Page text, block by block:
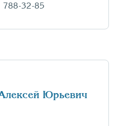
788-32-85
Юрьевич